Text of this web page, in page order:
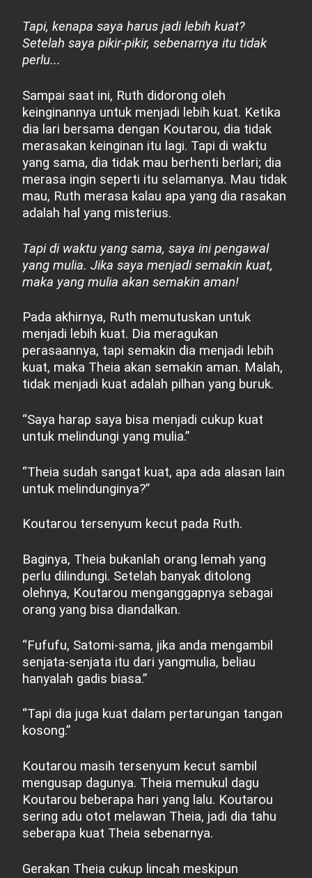
Tapi, kenapa saya harus jadi lebih kuat?
Setelah saya pikir-pikir, sebenarnya itu tidak
perlu...
Sampai saat ini, Ruth didorong oleh
keinginannya untuk menjadi lebih kuat. Ketika
dia lari bersama dengan Koutarou, dia tidak
merasakan keinginan itu lagi. Tapi di waktu
yang sama, dia tidak mau berhenti berlari; dia
merasa ingin seperti itu selamanya. Mau tidak
mau, Ruth merasa kalau apa yang dia rasakan
adalah hal yang misterius.
Tapi di waktu yang sama, saya ini pengawal
yang mulia. Jika saya menjadi semakin kuat,
maka yang mulia akan semakin aman!
Pada akhirnya, Ruth memutuskan untuk
menjadi lebih kuat. Dia meragukan
perasaannya, tapi semakin dia menjadi lebih
kuat, maka Theia akan semakin aman. Malah,
tidak menjadi kuat adalah pilhan yang buruk.
“Saya harap saya bisa menjadi cukup kuat
untuk melindungi yang mulia.”
“Theia sudah sangat kuat, apa ada alasan lain
untuk melindunginya?”
Koutarou tersenyum kecut pada Ruth.
Baginya, Theia bukanlah orang lemah yang
perlu dilindungi. Setelah banyak ditolong
olehnya, Koutarou menganggapnya sebagai
orang yang bisa diandalkan.
“Fufufu, Satomi-sama, jika anda mengambil
senjata-senjata itu dari yangmulia, beliau
hanyalah gadis biasa.”
“Tapi dia juga kuat dalam pertarungan tangan
kosong.”
Koutarou masih tersenyum kecut sambil
mengusap dagunya. Theia memukul dagu
Koutarou beberapa hari yang lalu. Koutarou
sering adu otot melawan Theia, jadi dia tahu
seberapa kuat Theia sebenarnya.
Gerakan Theia cukup lincah meskipun